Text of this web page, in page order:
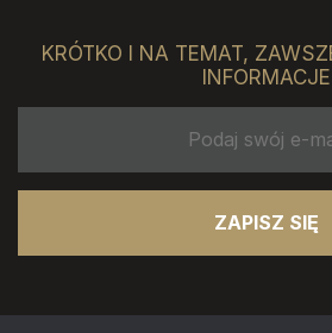
KRÓTKO I NA TEMAT,
INFORMACJE
ZAPISZ SIĘ